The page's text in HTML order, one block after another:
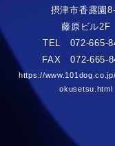
摂津市香露園
藤原ビル2F
TEL 072-665-
FAX 072-665-
https://
okusetsu.html